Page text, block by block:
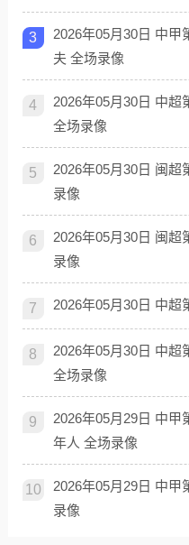
3
2026年05月30日 中甲
夫 全场录像
4
2026年05月30日 中
全场录像
5
2026年05月30日 闽超
录像
6
2026年05月30日 闽超
录像
7 2026年05月30日 中超
8
2026年05月30日 中超
全场录像
9
2026年05月29日 中甲
年人 全场录像
10
2026年05月29日 中甲
录像